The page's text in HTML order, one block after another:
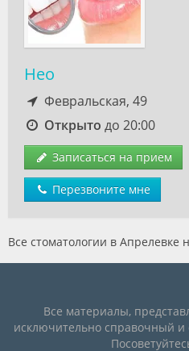
Нео
Февральская, 49
Открыто до 20:00
Записаться на прием
Перезвоните мне
Все стоматологии в Апрелевке
Все материалы,
исключительно справочный и